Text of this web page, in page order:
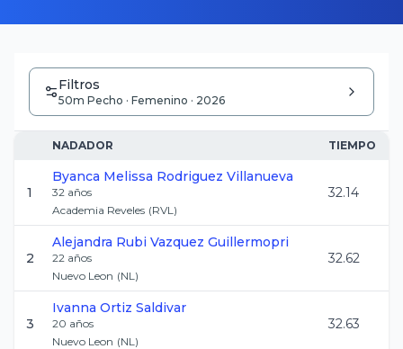
Filtros
50m Pecho · Femenino · 2026
NADADOR TIEMPO
1
Byanca Melissa Rodriguez Villanueva
32 años
Academia Reveles (RVL)
32.14
2
Alejandra Rubi Vazquez Guillermopri
22 años
Nuevo Leon (NL)
32.62
3
Ivanna Ortiz Saldivar
20 años
Nuevo Leon (NL)
32.63